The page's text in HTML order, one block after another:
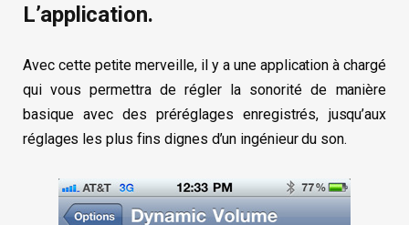
L’application.
Avec cette petite merveille, il y a une application à chargé
qui vous permettra de régler la sonorité de manière
basique avec des préréglages enregistrés, jusqu’aux
réglages les plus fins dignes d’un ingénieur du son.